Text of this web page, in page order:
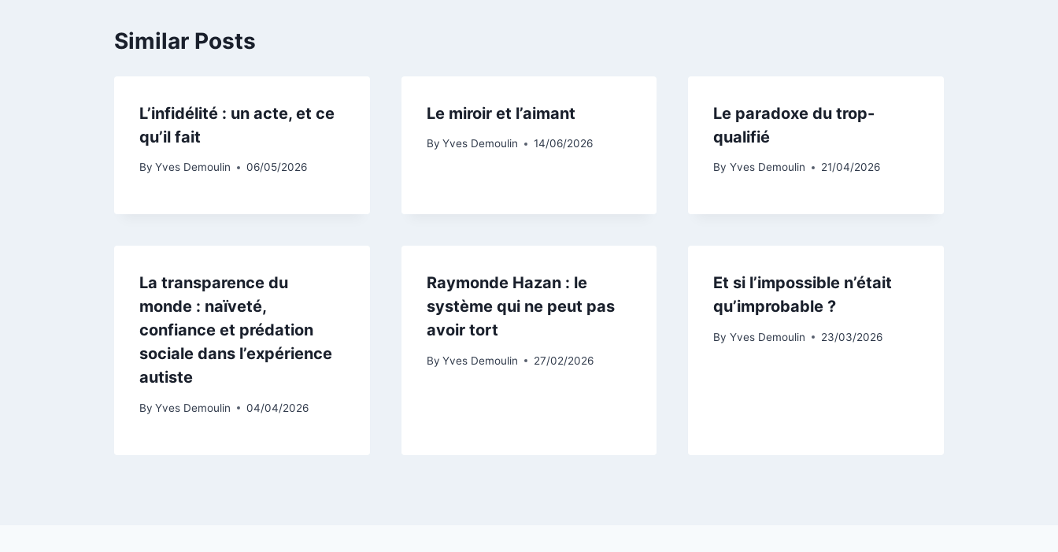
Similar Posts
L’infidélité : un acte, et ce
qu’il fait
By Yves Demoulin 06/05/2026
Le miroir et l’aimant
By Yves Demoulin 14/06/2026
Le paradoxe du trop-
qualifié
By Yves Demoulin 21/04/2026
La transparence du
monde : naïveté,
confiance et prédation
sociale dans l’expérience
autiste
By Yves Demoulin 04/04/2026
Raymonde Hazan : le
système qui ne peut pas
avoir tort
By Yves Demoulin 27/02/2026
Et si l’impossible n’était
qu’improbable ?
By Yves Demoulin 23/03/2026